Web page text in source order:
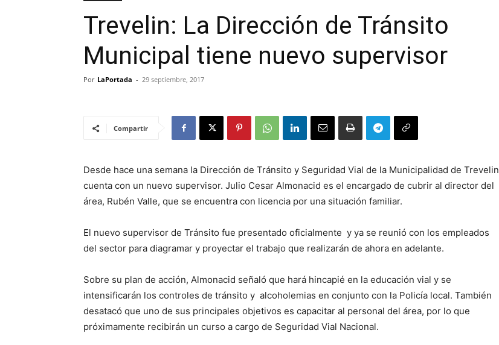
Trevelin: La Dirección de Tránsito
Municipal tiene nuevo supervisor
Por LaPortada - 29 septiembre, 2017
Compartir
Desde hace una semana la Dirección de Tránsito y Seguridad Vial de la Municipalidad de Trevelin
cuenta con un nuevo supervisor. Julio Cesar Almonacid es el encargado de cubrir al director del
área, Rubén Valle, que se encuentra con licencia por una situación familiar.
El nuevo supervisor de Tránsito fue presentado oficialmente y ya se reunió con los empleados
del sector para diagramar y proyectar el trabajo que realizarán de ahora en adelante.
Sobre su plan de acción, Almonacid señaló que hará hincapié en la educación vial y se
intensificarán los controles de tránsito y alcoholemias en conjunto con la Policía local. También
desatacó que uno de sus principales objetivos es capacitar al personal del área, por lo que
próximamente recibirán un curso a cargo de Seguridad Vial Nacional.